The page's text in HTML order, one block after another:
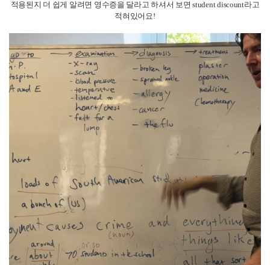
LSI 어학원은 런던 센트럴 한복판에 있어서, 근처에 놀거리도 볼거리도 정말
많은 좋은 위치에 자리잡고 있어요!
런던지점은 학생증을 발급해줍니다!
런던은 학생할인 되는 곳이 정말 많아서 펍,옷가게,음식점등 여기 학생할인
학생할인이 되는지 물어봐도 괜찮습니다!
참고로 부츠에 학생할인을 등록하면 10퍼센트를 할인 받을수있는데요!
가끔 20퍼센트도 하더라구요?
부츠가서 멤버십을 만든뒤, 학생증을 보여주면서 나 학생인데 학생할인 등
록해줄수있어? 라고 물어보면
직원이 등록을 해주고, 멤버십 바코드를 찍고 결제하면 자동으로 10퍼센트
가 할인이 적용이 됩니다.
적용된지 더 쉽게 알려면 영수증을 달라고 하셔서 보면 student discount라고
적혀있어요!